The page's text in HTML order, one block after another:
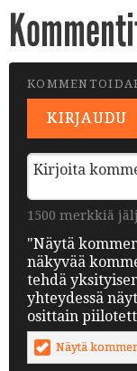
KIRJAUDU
1500 merkkiä
"Näytä
näkyvää
tehdä
yhteydessä
osittain
Näytä